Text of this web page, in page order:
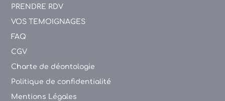
PRENDRE RDV
VOS TEMOIGNAGES
FAQ
CGV
Charte de déontologie
Politique de confidentialité
Mentions Légales